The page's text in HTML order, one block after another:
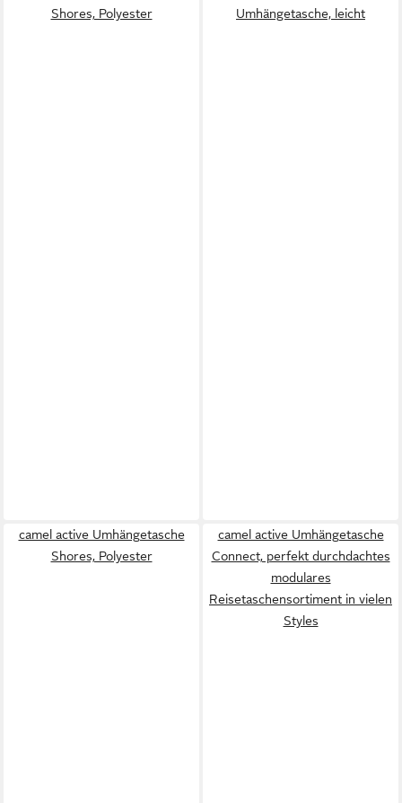
Shores, Polyester
Umhängetasche, leicht
camel active Umhängetasche
Shores, Polyester
camel active Umhängetasche
Connect, perfekt durchdachtes
modulares
Reisetaschensortiment in vielen
Styles